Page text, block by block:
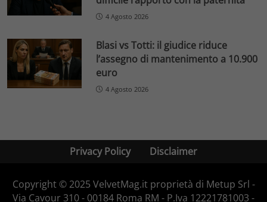
4 Agosto 2026
Blasi vs Totti: il giudice riduce
l’assegno di mantenimento a 10.900
euro
4 Agosto 2026
Privacy Policy Disclaimer
Copyright © 2025 VelvetMag.it proprietà di Metup Srl -
Via Cavour 310 - 00184 Roma RM - P.Iva 12221781003 -